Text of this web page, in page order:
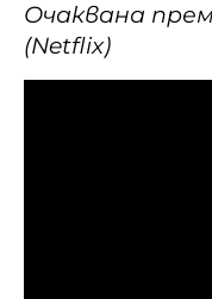
Очаквана
(Netflix)